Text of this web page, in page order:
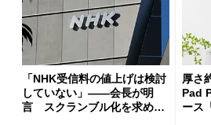
「NHK受信料の値上げは検討
していない」――会長が明
言 スクランブル化を求める
厚さ
Pad
ース